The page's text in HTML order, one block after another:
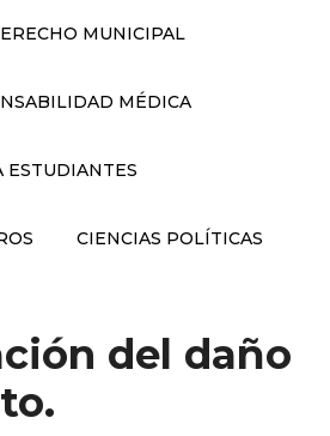
MUNICIPAL
MÉDICA
ESTUDIANTES
CIENCIAS POLÍTICAS
del daño